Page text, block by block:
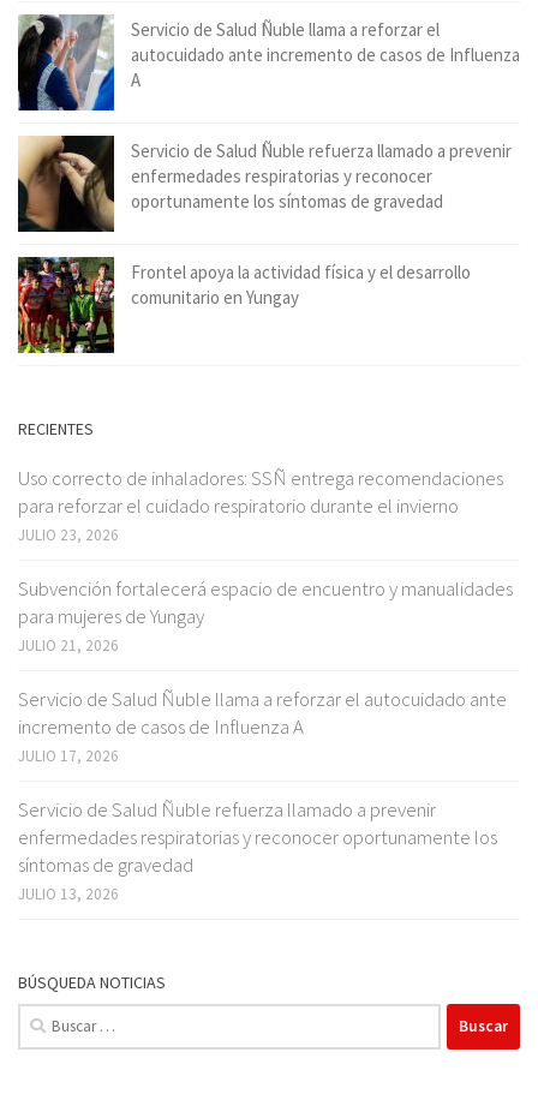
Servicio de Salud Ñuble llama a reforzar el
autocuidado ante incremento de casos de Influenza
A
Servicio de Salud Ñuble refuerza llamado a prevenir
enfermedades respiratorias y reconocer
oportunamente los síntomas de gravedad
Frontel apoya la actividad física y el desarrollo
comunitario en Yungay
RECIENTES
Uso correcto de inhaladores: SSÑ entrega recomendaciones
para reforzar el cuidado respiratorio durante el invierno
JULIO 23, 2026
Subvención fortalecerá espacio de encuentro y manualidades
para mujeres de Yungay
JULIO 21, 2026
Servicio de Salud Ñuble llama a reforzar el autocuidado ante
incremento de casos de Influenza A
JULIO 17, 2026
Servicio de Salud Ñuble refuerza llamado a prevenir
enfermedades respiratorias y reconocer oportunamente los
síntomas de gravedad
JULIO 13, 2026
BÚSQUEDA NOTICIAS
Buscar: